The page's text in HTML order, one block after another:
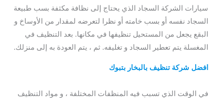
سيارات الشركة السجاد الذي يحتاج إلى نظافة مكثفة بسب طبيعة
السجاد نفسه أو بسب خامته أو نظرا لتعرضه لمقدار من الأوساخ و
البقع يجعل من المستحيل تنظيفها في مكانها. بعد التنظيف في
المغسلة يتم تعطير السجاد و تغليفه. ثم ، يتم العودة به إلى منزلك.
افضل شركة تنظيف بالبخار بتبوك
في الوقت الذي تسبب فيه المنظفات المختلفة ، و مواد التنظيف